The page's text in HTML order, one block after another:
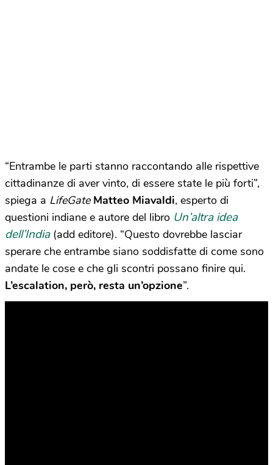
“Entrambe le parti stanno raccontando alle rispettive
cittadinanze di aver vinto, di essere state le più forti”,
spiega a LifeGateMatteo Miavaldi, esperto di
questioni indiane e autore del libro Un’altra idea
dell’India(add editore). “Questo dovrebbe lasciar
sperare che entrambe siano soddisfatte di come sono
andate le cose e che gli scontri possano finire qui.
L’escalation, però, resta un’opzione”.